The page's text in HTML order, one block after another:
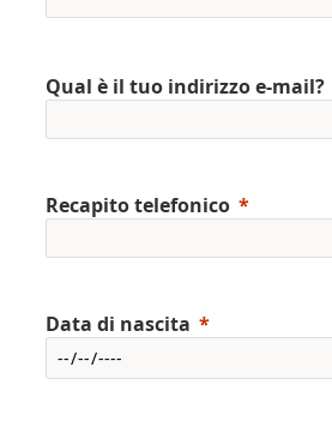
Qual è il tuo indirizzo e-mail?
Recapito telefonico
Data di nascita